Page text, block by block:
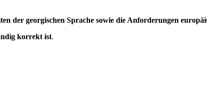
der georgischen Sprache sowie die Anforderungen
korrekt ist.